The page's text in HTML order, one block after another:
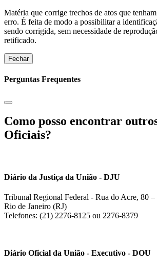
Matéria que corrige trechos de atos que
erro. É feita de modo a possibilitar a
sendo corrigida, sem necessidade de
retificado.
Fechar
Perguntas Frequentes
Como posso encontrar
Oficiais?
Diário da Justiça da União - DJU
Tribunal Regional Federal - Rua do Acre, 80 –
Rio de Janeiro (RJ)
Telefones: (21) 2276-8125 ou 2276-8379
Diário Oficial da União - Executivo - DOU